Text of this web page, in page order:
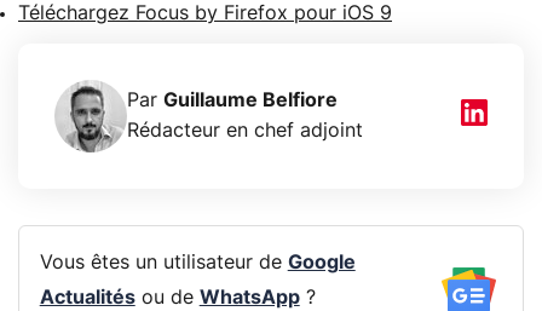
Téléchargez Focus by Firefox pour iOS 9
Par Guillaume Belfiore
Rédacteur en chef adjoint
Vous êtes un utilisateur de Google
Actualitésou de WhatsApp?